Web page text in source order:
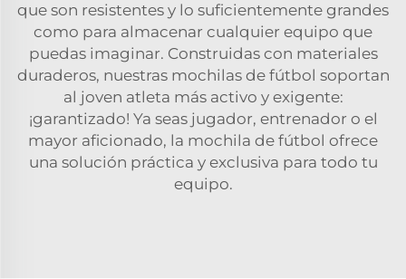
que son resistentes y lo suficientemente grandes
como para almacenar cualquier equipo que
puedas imaginar. Construidas con materiales
duraderos, nuestras mochilas de fútbol soportan
al joven atleta más activo y exigente:
¡garantizado! Ya seas jugador, entrenador o el
mayor aficionado, la mochila de fútbol ofrece
una solución práctica y exclusiva para todo tu
equipo.